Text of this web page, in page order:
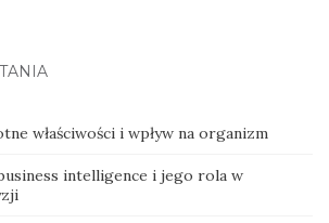
właściwości i wpływ na organizm
intelligence i jego rola w